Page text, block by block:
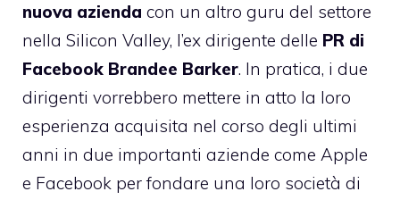
nuova azienda con un altro guru del settore
nella Silicon Valley, l’ex dirigente delle PR di
Facebook Brandee Barker. In pratica, i due
dirigenti vorrebbero mettere in atto la loro
esperienza acquisita nel corso degli ultimi
anni in due importanti aziende come Apple
e Facebook per fondare una loro società di